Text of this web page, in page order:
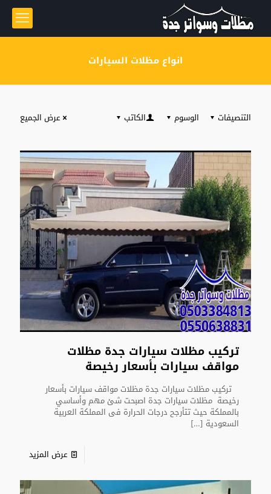
انواع مظلات السيارات
التنصيفات الوسوم الكاتب عرض الجميع
تركيب مظلات سيارات جدة مظلات
مواقف سيارات بأسعار رخيصة
تركيب مظلات سيارات جدة مظلات مواقف سيارات بأسعار
رخيصة مظلات سيارات جدة اصبحت شئ مهم وأساسي
بالمملكة حيث تتأرجح درجات الحرارة فى المملكة العربية
السعودية […]
عرض المزيد